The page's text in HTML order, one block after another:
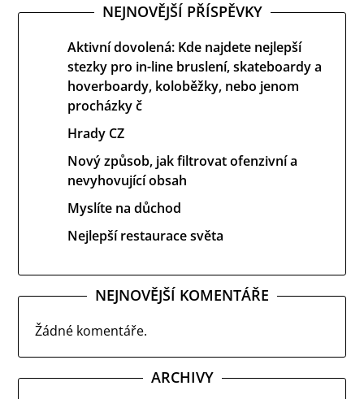
NEJNOVĚJŠÍ PŘÍSPĚVKY
Aktivní dovolená: Kde najdete nejlepší
stezky pro in-line bruslení, skateboardy a
hoverboardy, koloběžky, nebo jenom
procházky č
Hrady CZ
Nový způsob, jak filtrovat ofenzivní a
nevyhovující obsah
Myslíte na důchod
Nejlepší restaurace světa
NEJNOVĚJŠÍ KOMENTÁŘE
Žádné komentáře.
ARCHIVY